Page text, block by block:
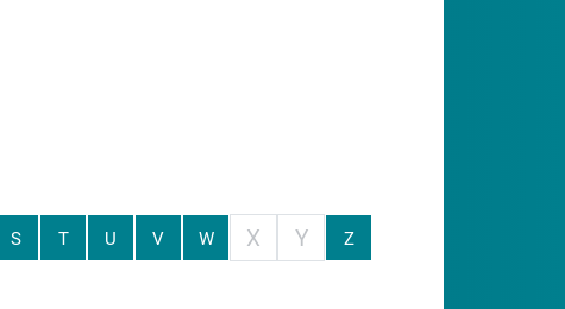
S T U V W X Y Z